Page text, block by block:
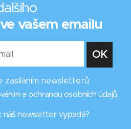
vašem emailu
zasíláním newsletterů
a ochranou osobních údajů
náš newsletter vypadá?